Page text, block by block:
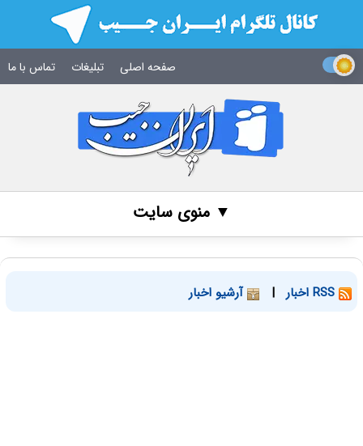
صفحه اصلی تبلیغات تماس با ما
▼ منوی سایت
| آرشیو اخبار